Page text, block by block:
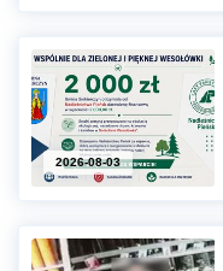
2026-08-03